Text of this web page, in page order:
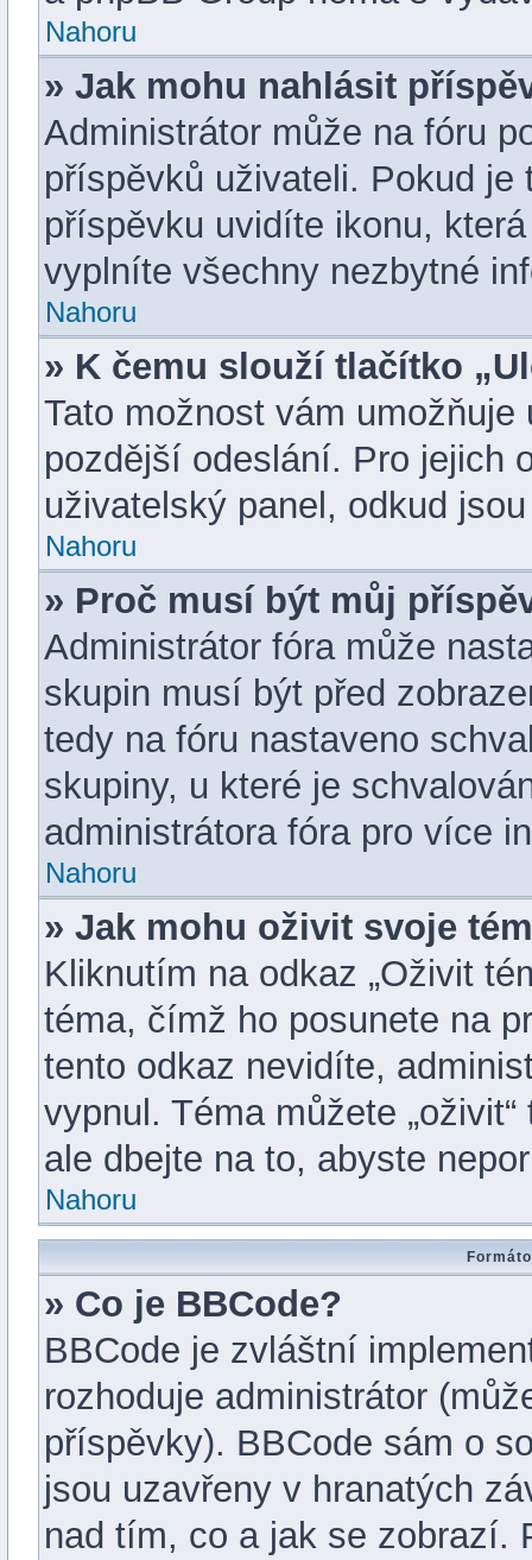
Nahoru
» Jak mohu nahlásit
Administrátor může na fóru
příspěvků uživateli. Pokud
příspěvku uvidíte ikonu,
vyplníte všechny nezbytné
Nahoru
» K čemu slouží tlačítko
Tato možnost vám
pozdější odeslání. Pro jejich
uživatelský panel, odkud
Nahoru
» Proč musí být můj
Administrátor fóra může
skupin musí být před
tedy na fóru nastaveno
skupiny, u které je
administrátora fóra pro více
Nahoru
» Jak mohu oživit svoje
Kliknutím na odkaz „Oživit
téma, čímž ho posunete na
tento odkaz nevidíte,
vypnul. Téma můžete
ale dbejte na to, abyste
Nahoru
» Co je BBCode?
BBCode je zvláštní
rozhoduje administrátor
příspěvky). BBCode sám o
jsou uzavřeny v hranatých
nad tím, co a jak se zobrazí.